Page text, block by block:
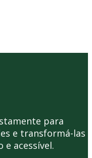
para
e transformá-las
e acessível.